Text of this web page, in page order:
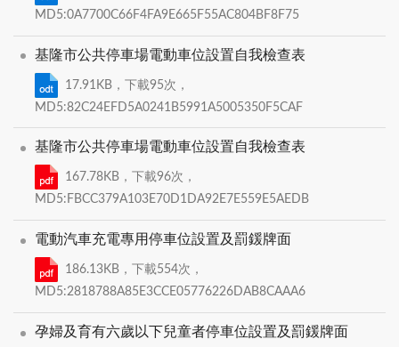
MD5:0A7700C66F4FA9E665F55AC804BF8F75
基隆市公共停車場電動車位設置自我檢查表
17.91KB，下載95次，
MD5:82C24EFD5A0241B5991A5005350F5CAF
基隆市公共停車場電動車位設置自我檢查表
167.78KB，下載96次，
MD5:FBCC379A103E70D1DA92E7E559E5AEDB
電動汽車充電專用停車位設置及罰鍰牌面
186.13KB，下載554次，
MD5:2818788A85E3CCE05776226DAB8CAAA6
孕婦及育有六歲以下兒童者停車位設置及罰鍰牌面